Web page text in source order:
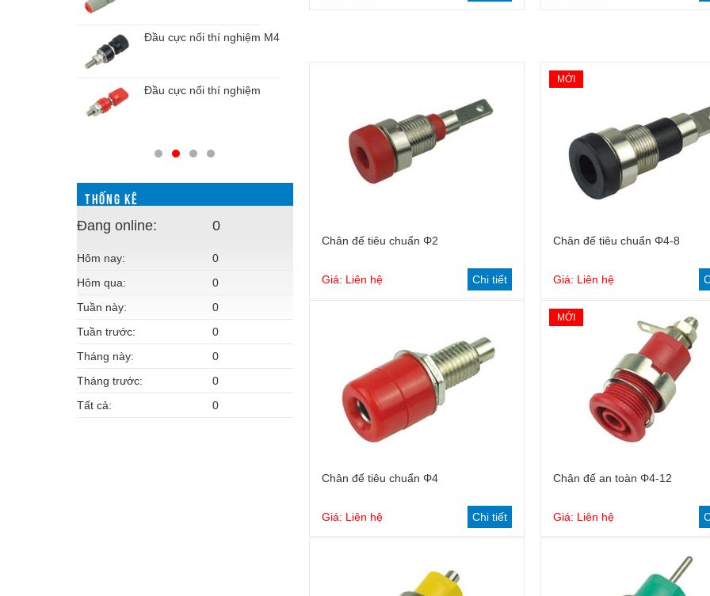
Chân đế tiêu chuẩn Φ2
Giá: Liên hệ Chi tiết
MỚI
Chân đế tiêu chuẩn Φ4-8
Giá: Liên hệ
Chân đế tiêu chuẩn Φ4
Giá: Liên hệ Chi tiết
MỚI
Chân đế an toàn Φ4-12
Giá: Liên hệ
Đầu cực nối thí nghiệm M4
Đầu cực nối thí nghiệm
THỐNG KÊ
Đang online: 0
Hôm nay:
0
Hôm qua:
0
Tuần này:
0
Tuần trước:
0
Tháng này:
0
Tháng trước:
0
Tất cả:
0